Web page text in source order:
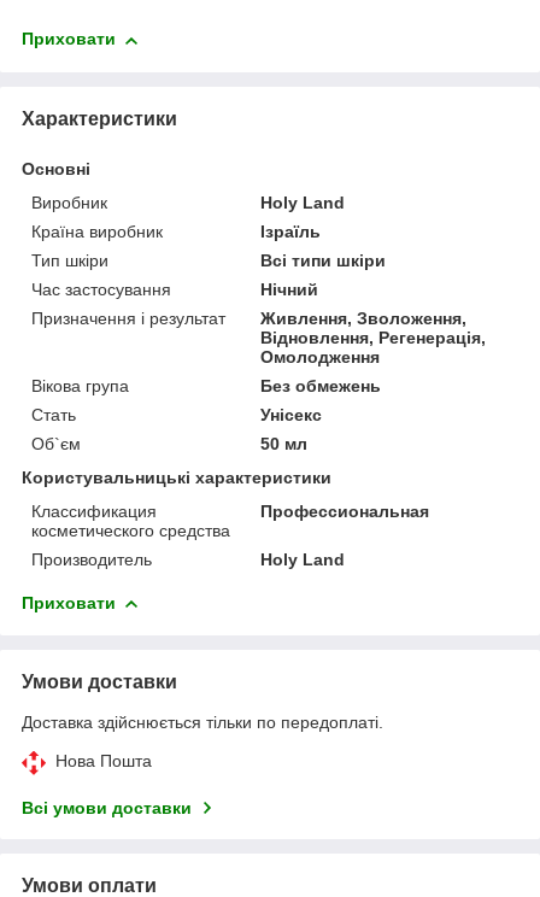
Приховати
Характеристики
Основні
Виробник
Holy Land
Країна виробник
Ізраїль
Тип шкіри
Всі типи шкіри
Час застосування
Нічний
Призначення і результат
Живлення, Зволоження,
Відновлення, Регенерація,
Омолодження
Вікова група
Без обмежень
Стать
Унісекс
Об`єм
50 мл
Користувальницькі характеристики
Классификация
косметического средства
Профессиональная
Производитель Holy Land
Приховати
Умови доставки
Доставка здійснюється тільки по передоплаті.
Нова Пошта
Всі умови доставки
Умови оплати